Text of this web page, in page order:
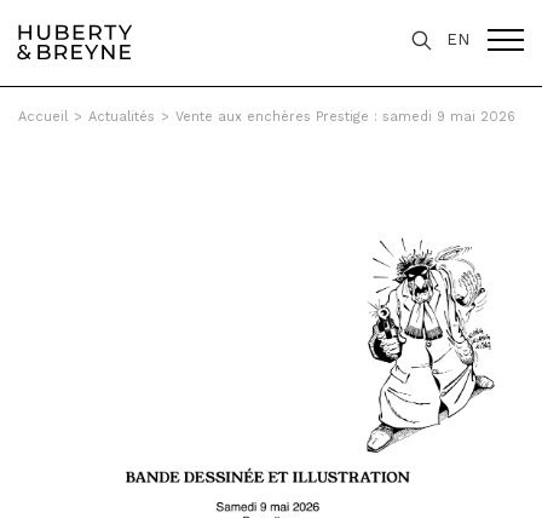
EN
Accueil > Actualités > Vente aux enchères Prestige : samedi 9 mai 2026